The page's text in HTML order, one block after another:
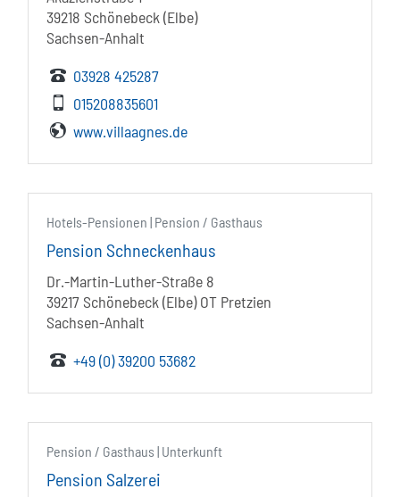
39218 Schönebeck (Elbe)
Sachsen-Anhalt
03928 425287
015208835601
www.villaagnes.de
Hotels-Pensionen | Pension / Gasthaus
Pension Schneckenhaus
Dr.-Martin-Luther-Straße 8
39217 Schönebeck (Elbe) OT Pretzien
Sachsen-Anhalt
+49 (0) 39200 53682
Pension / Gasthaus | Unterkunft
Pension Salzerei